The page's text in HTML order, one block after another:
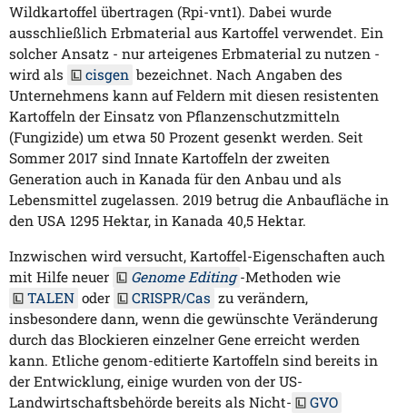
Wildkartoffel übertragen (Rpi-vnt1). Dabei wurde
ausschließlich Erbmaterial aus Kartoffel verwendet. Ein
solcher Ansatz - nur arteigenes Erbmaterial zu nutzen -
wird als
cisgen bezeichnet. Nach Angaben des
Unternehmens kann auf Feldern mit diesen resistenten
Kartoffeln der Einsatz von Pflanzenschutzmitteln
(Fungizide) um etwa 50 Prozent gesenkt werden. Seit
Sommer 2017 sind Innate Kartoffeln der zweiten
Generation auch in Kanada für den Anbau und als
Lebensmittel zugelassen. 2019 betrug die Anbaufläche in
den USA 1295 Hektar, in Kanada 40,5 Hektar.
Inzwischen wird versucht, Kartoffel-Eigenschaften auch
mit Hilfe neuer
Genome Editing -Methoden wie
TALEN oder CRISPR/Cas zu verändern,
insbesondere dann, wenn die gewünschte Veränderung
durch das Blockieren einzelner Gene erreicht werden
kann. Etliche genom-editierte Kartoffeln sind bereits in
der Entwicklung, einige wurden von der US-
Landwirtschaftsbehörde bereits als Nicht-
GVO